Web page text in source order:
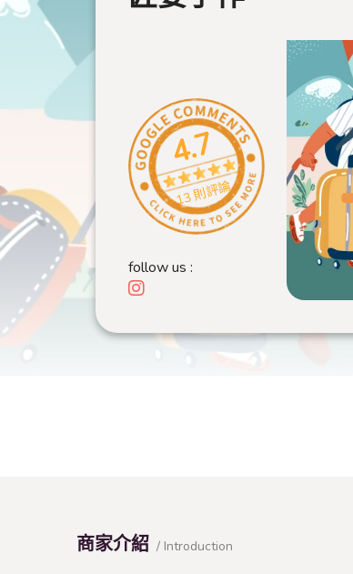
4.7
13 則評論
follow us :
商家介紹 / Introduction